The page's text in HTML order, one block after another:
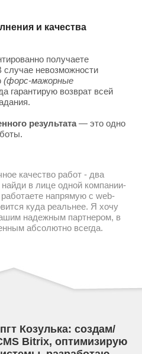
и качества
получаете
случае невозможности
(форс-мажорные
гарантирую возврат всей
результата— это одно
качество работ - два
в лице одной компании-
напрямую с web-
куда реальнее. Я хочу
надежным партнером, в
абсолютно всегда.
Козулька: создам/
Bitrix, оптимизирую